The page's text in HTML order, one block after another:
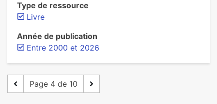
Type de ressource
Livre
Année de publication
Entre 2000 et 2026
Page 4 de 10